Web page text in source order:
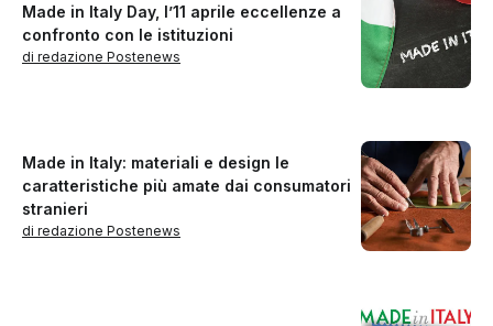
Made in Italy Day, l’11 aprile eccellenze a
confronto con le istituzioni
di redazione Postenews
Made in Italy: materiali e design le
caratteristiche più amate dai consumatori
stranieri
di redazione Postenews